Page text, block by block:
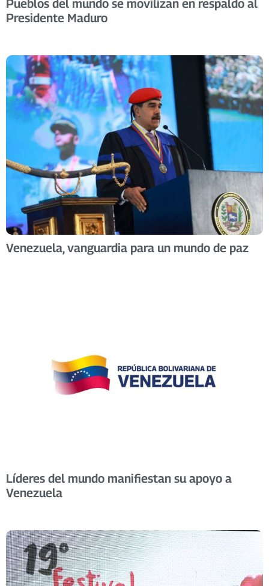
Pueblos del mundo se movilizan en respaldo al
Presidente Maduro
Venezuela, vanguardia para un mundo de paz
Líderes del mundo manifiestan su apoyo a
Venezuela